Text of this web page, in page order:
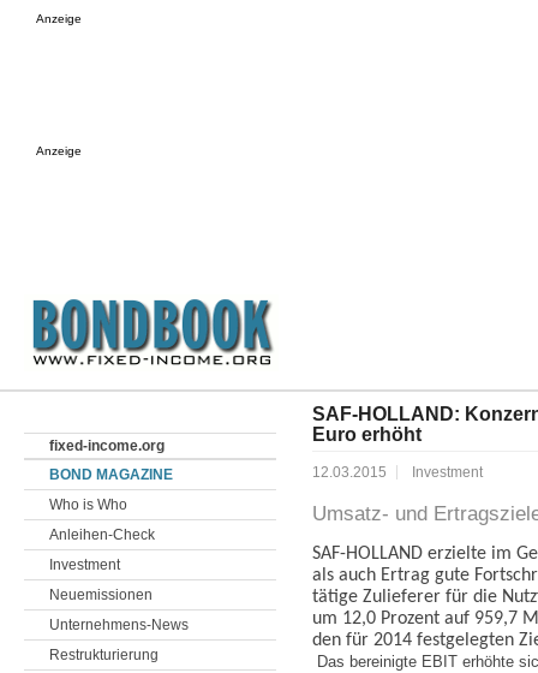
Anzeige
Anzeige
SAF-HOLLAND:
Euro erhöht
12.03.2015 Investment
Umsatz- und
SAF-HOLLAND erzielte im
als auch Ertrag gute
tätige Zulieferer für die
um 12,0 Prozent auf 959,7
den für 2014 festgelegten
Das bereinigte EBIT erhöhte
fixed-income.org
BOND MAGAZINE
Who is Who
Anleihen-Check
Investment
Neuemissionen
Unternehmens-News
Restrukturierung